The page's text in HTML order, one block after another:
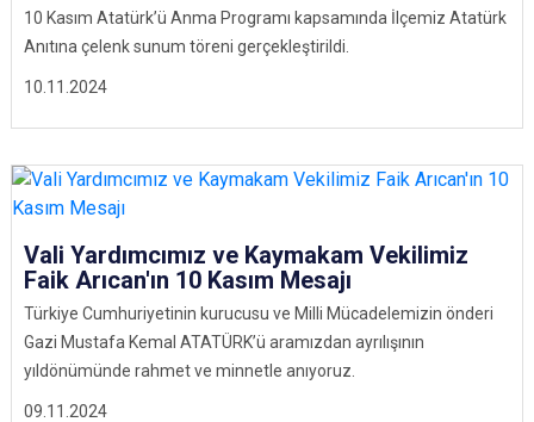
10.11.2024
10 Kasım Atatürk’ü Anma Programı kapsamında İlçemiz Atatürk
Anıtına çelenk sunum töreni gerçekleştirildi.
09.11.2024
Vali Yardımcımız ve Kaymakam Vekilimiz
Faik Arıcan'ın 10 Kasım Mesajı
Türkiye Cumhuriyetinin kurucusu ve Milli Mücadelemizin önderi
Gazi Mustafa Kemal ATATÜRK’ü aramızdan ayrılışının
yıldönümünde rahmet ve minnetle anıyoruz.